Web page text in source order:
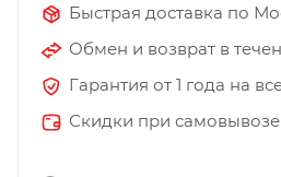
Быстрая доставка по
Обмен и возврат в
Гарантия от 1 года на
Скидки при самовывозе